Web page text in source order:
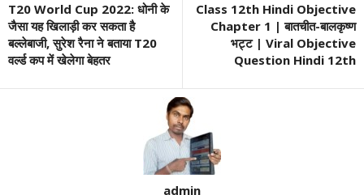
T20 World Cup 2022: धोनी के
जैसा यह खिलाड़ी कर सकता है
बल्लेबाजी, सुरेश रैना ने बताया T20
वर्ल्ड कप में खेलेगा बेहतर
Class 12th Hindi Objective
Chapter 1 | बातचीत-बालकृष्ण
भट्ट | Viral Objective
Question Hindi 12th
admin